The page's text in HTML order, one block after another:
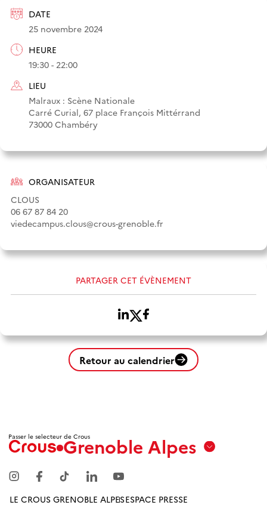
DATE
25 novembre 2024
HEURE
19:30 - 22:00
LIEU
Malraux : Scène Nationale
Carré Curial, 67 place François Mittérrand
73000 Chambéry
ORGANISATEUR
CLOUS
06 67 87 84 20
viedecampus.clous@crous-grenoble.fr
PARTAGER CET ÉVÈNEMENT
Retour au calendrier
Passer le selecteur de CrousGrenoble Alpes
Marseille
LE CROUS GRENOBLE ALPESESPACE PRESSE